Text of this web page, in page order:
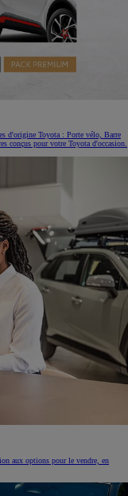
d'origine Toyota : Porte vélo, Barre
conçus pour votre Toyota d'occasion.
aux options pour le vendre, en